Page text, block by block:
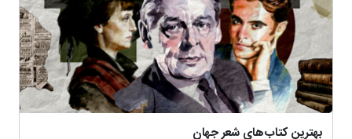
بهترین کتاب‌‌های شعر جهان